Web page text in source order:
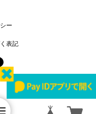
ー
表記